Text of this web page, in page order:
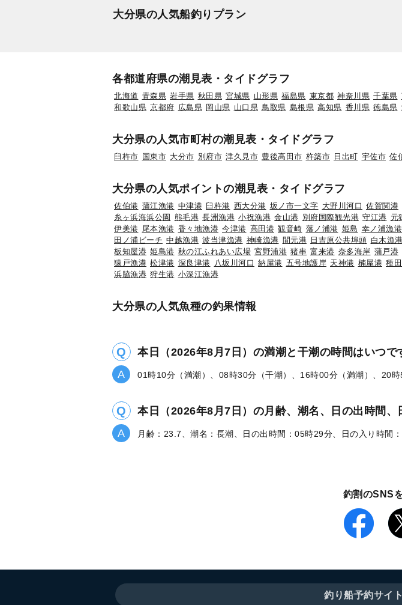
大分県の人気船釣りプラン
各都道府県の潮見表・タイドグラフ
北海道 青森県 岩手県 秋田県 宮城県 山形県 福島県 東京都 神奈川県 千葉県
和歌山県 京都府 広島県 岡山県 山口県 鳥取県 島根県 高知県 香川県 徳島県
大分県の人気市町村の潮見表・タイドグラフ
臼杵市 国東市 大分市 別府市 津久見市 豊後高田市 杵築市 日出町 宇佐市 佐
大分県の人気ポイントの潮見表・タイドグラフ
佐伯港 蒲江漁港 中津港 臼杵港 西大分港 坂ノ市一文字 大野川河口 佐賀関港
糸ヶ浜海浜公園 熊毛港 長洲漁港 小祝漁港 金山港 別府国際観光港 守江港 元
伊美港 尾本漁港 香々地漁港 今津港 高田港 観音崎 落ノ浦港 姫島 幸ノ浦漁港
田ノ浦ビーチ 中越漁港 波当津漁港 神崎漁港 間元港 日吉原公共埠頭 白木漁港
板知屋港 姫島港 秋の江ふれあい広場 宮野浦港 猪串 富来港 奈多海岸 蒲戸港
猿戸漁港 松津港 深良津港 八坂川河口 納屋港 五号地護岸 天神港 楠屋港 種
浜脇漁港 狩生港 小深江漁港
大分県の人気魚種の釣果情報
本日（2026年8月7日）の満潮と干潮の時間はいつで
01時10分（満潮）、08時30分（干潮）、16時00分（満潮）、20時
本日（2026年8月7日）の月齢、潮名、日の出時間
月齢：23.7、潮名：長潮、日の出時間：05時29分、日の入り時間
釣割のSNS
釣り船予約サイ